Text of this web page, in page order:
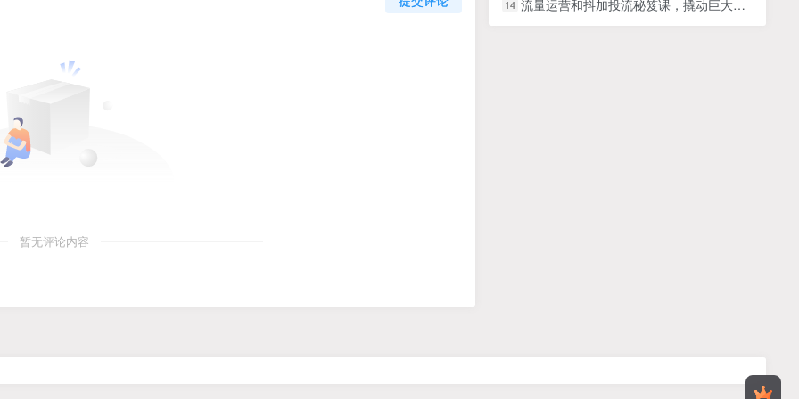
暂无评论内容
14 流量运营和抖加投流秘笈课，撬动巨大的短视频流量